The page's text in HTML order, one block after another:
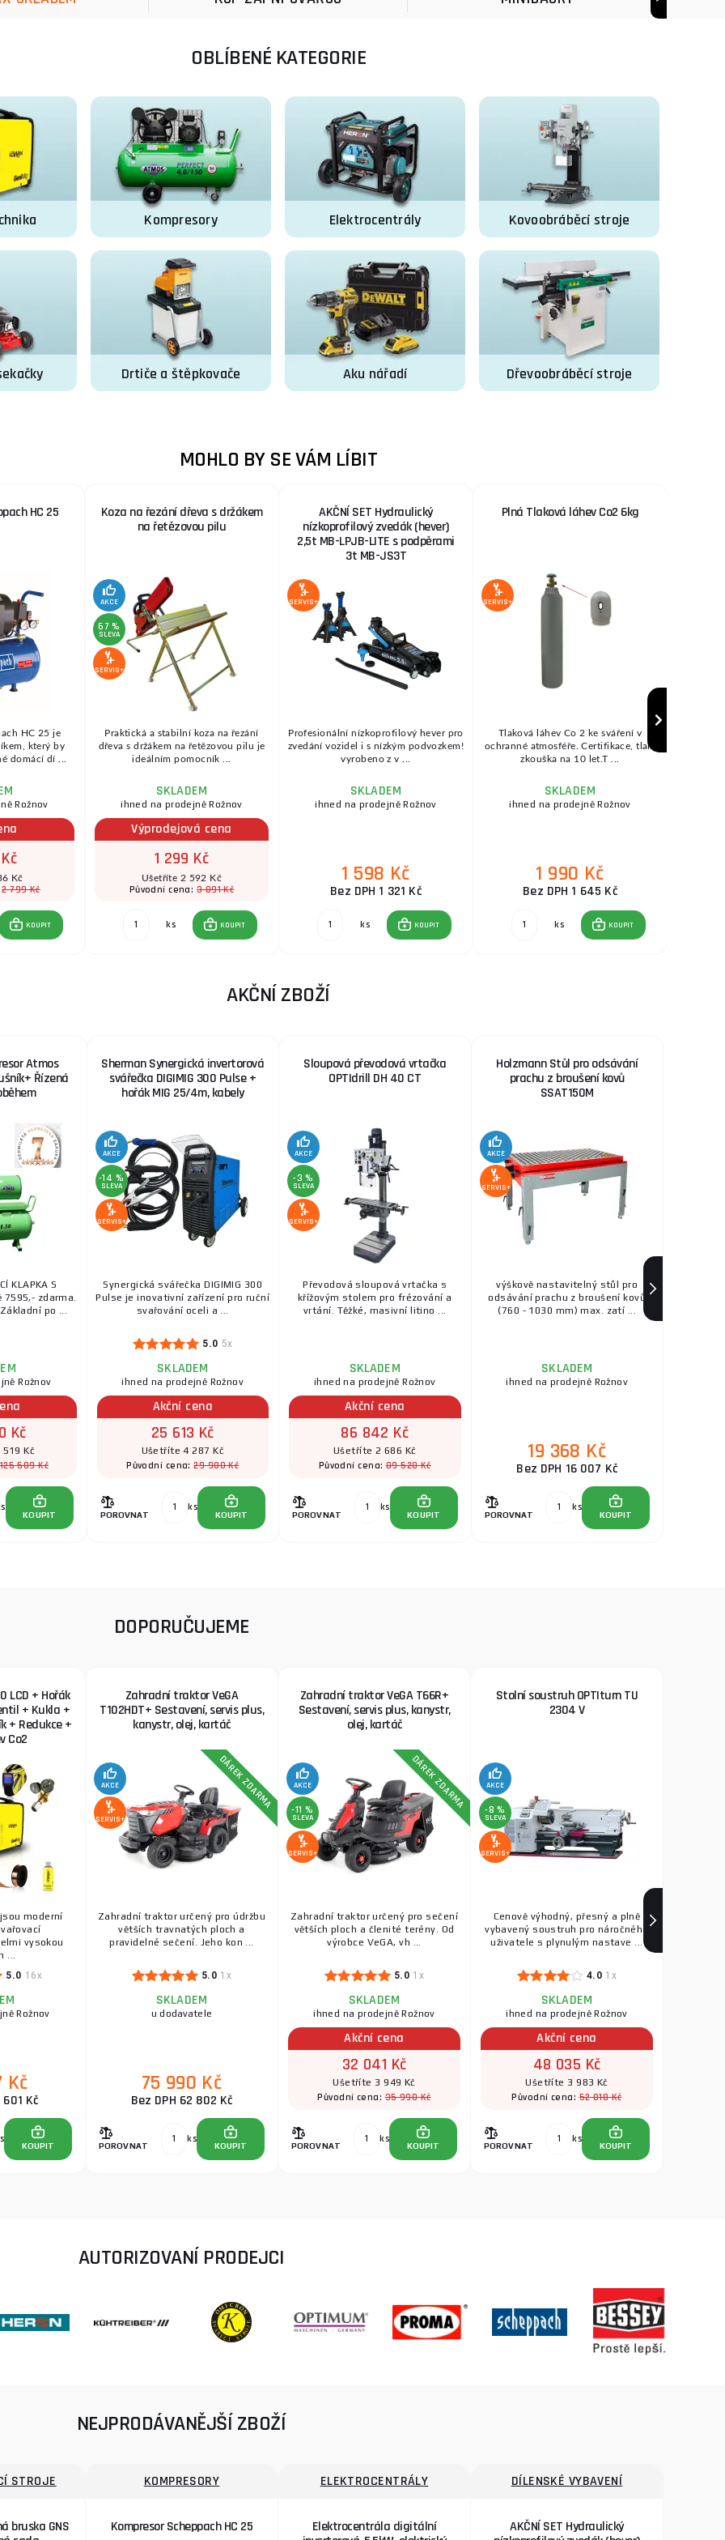
OBLÍBENÉ KATEGORIE
Kompresory Elektrocentrály Kovoobráběcí stroje
Drtiče a štěpkovače Aku nářadí Dřevoobráběcí stroje
MOHLO BY SE VÁM LÍBIT
HC 25
HC 25 je
který by
domácí dí ...
Rožnov
Kč
2 799 Kč
KOUPIT
Koza na řezání dřeva s držákem
na řetězovou pilu
AKCE
67 %
SLEVA
SERVIS+
Praktická a stabilní koza na řezání
dřeva s držákem na řetězovou pilu je
ideálním pomocník ...
SKLADEM
ihned na prodejně Rožnov
Výprodejová cena
1 299 Kč
Ušetříte 2 592 Kč
Původní cena:3 891 Kč
ks KOUPIT
AKČNÍ SET Hydraulický
nízkoprofilový zvedák (hever)
2,5t MB-LPJB-LITE s podpěrami
3t MB-JS3T
SERVIS+
Profesionální nízkoprofilový hever pro
zvedání vozidel i s nízkým podvozkem!
vyrobeno z v ...
SKLADEM
ihned na prodejně Rožnov
1 598 Kč
Bez DPH 1 321 Kč
ks KOUPIT
Plná Tlaková láhev Co2 6kg
SERVIS+
Tlaková láhev Co 2 ke sváření v
ochranné atmosféře. Certifikace, tlak.
zkouška na 10 let.T ...
SKLADEM
ihned na prodejně Rožnov
1 990 Kč
Bez DPH 1 645 Kč
ks KOUPIT
AKČNÍ ZBOŽÍ
Atmos
Řízená
KLAPKA S
7595,- zdarma.
po ...
Rožnov
Kč
Kč
125 509 Kč
KOUPIT
Sherman Synergická invertorová
svářečka DIGIMIG 300 Pulse +
hořák MIG 25/4m, kabely
AKCE
-14 %
SLEVA
SERVIS+
Synergická svářečka DIGIMIG 300
Pulse je inovativní zařízení pro ruční
svařování oceli a ...
5.0 5x
SKLADEM
ihned na prodejně Rožnov
Akční cena
25 613 Kč
Ušetříte 4 287 Kč
Původní cena:29 900 Kč
POROVNAT
ks
KOUPIT
Sloupová převodová vrtačka
OPTIdrill DH 40 CT
AKCE
-3 %
SLEVA
SERVIS+
Převodová sloupová vrtačka s
křížovým stolem pro frézování a
vrtání. Těžké, masivní litino ...
SKLADEM
ihned na prodejně Rožnov
Akční cena
86 842 Kč
Ušetříte 2 686 Kč
Původní cena:89 528 Kč
POROVNAT
ks
KOUPIT
Holzmann Stůl pro odsávání
prachu z broušení kovů
SSAT150M
AKCE
SERVIS+
výškově nastavitelný stůl pro
odsávání prachu z broušení kovů
(760 - 1030 mm) max. zatí ...
SKLADEM
ihned na prodejně Rožnov
19 368 Kč
Bez DPH 16 007 Kč
POROVNAT
ks
KOUPIT
DOPORUČUJEME
LCD + Hořák
+ Kukla +
+ Redukce +
Co2
moderní
vysokou
...
5.0 16x
Rožnov
Kč
601 Kč
KOUPIT
Zahradní traktor VeGA
T102HDT+ Sestavení, servis plus,
kanystr, olej, kartáč
AKCE
SERVIS+
DÁREK ZDARMA
Zahradní traktor určený pro údržbu
větších travnatých ploch a
pravidelné sečení. Jeho kon ...
5.0 1x
SKLADEM
u dodavatele
75 990 Kč
Bez DPH 62 802 Kč
POROVNAT
ks
KOUPIT
Zahradní traktor VeGA T66R+
Sestavení, servis plus, kanystr,
olej, kartáč
AKCE
-11 %
SLEVA
SERVIS+
DÁREK ZDARMA
Zahradní traktor určený pro sečení
větších ploch a členité terény. Od
výrobce VeGA, vh ...
5.0 1x
SKLADEM
ihned na prodejně Rožnov
Akční cena
32 041 Kč
Ušetříte 3 949 Kč
Původní cena:35 990 Kč
POROVNAT
ks
KOUPIT
Stolní soustruh OPTIturn TU
2304 V
AKCE
-8 %
SLEVA
SERVIS+
Cenově výhodný, přesný a plně
vybavený soustruh pro náročného
uživatele s plynulým nastave ...
4.0 1x
SKLADEM
ihned na prodejně Rožnov
Akční cena
48 035 Kč
Ušetříte 3 983 Kč
Původní cena:52 018 Kč
POROVNAT
ks
KOUPIT
AUTORIZOVANÍ PRODEJCI
NEJPRODÁVANĚJŠÍ ZBOŽÍ
STROJE
bruska GNS
KOMPRESORY
Kompresor Scheppach HC 25
ELEKTROCENTRÁLY
Elektrocentrála digitální
DÍLENSKÉ VYBAVENÍ
AKČNÍ SET Hydraulický